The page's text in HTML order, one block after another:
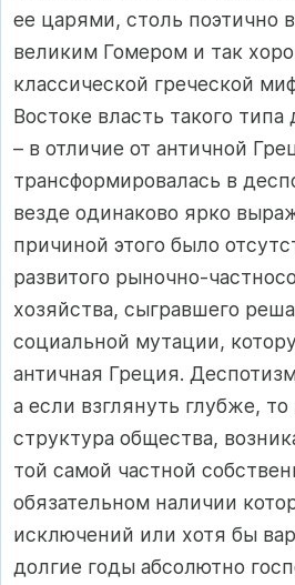
ее царями, столь поэтично
великим Гомером и так
классической греческой
Востоке власть такого
– в отличие от античной
трансформировалась в
везде одинаково ярко
причиной этого было
развитого
хозяйства, сыгравшего
социальной мутации,
античная Греция.
а если взглянуть глубже, то
структура общества,
той самой частной
обязательном наличии
исключений или хотя бы
долгие годы абсолютно